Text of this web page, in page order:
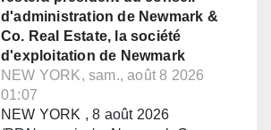
d'administration de Newmark &
Co. Real Estate, la société
d'exploitation de Newmark
NEW YORK, sam., août 8 2026
01:07
NEW YORK , 8 août 2026